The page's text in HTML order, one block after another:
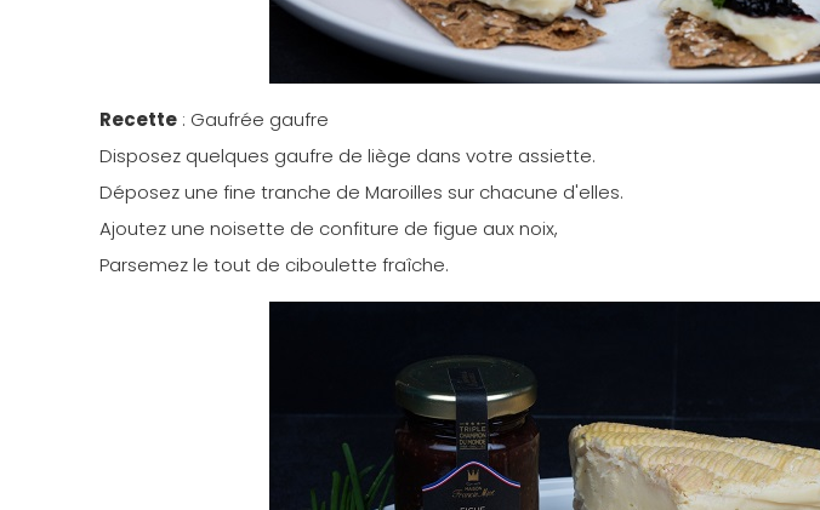
Recette : Gaufrée gaufre
Disposez quelques gaufre de liège dans votre assiette.
Déposez une fine tranche de Maroilles sur chacune d'elles.
Ajoutez une noisette de confiture de figue aux noix,
Parsemez le tout de ciboulette fraîche.